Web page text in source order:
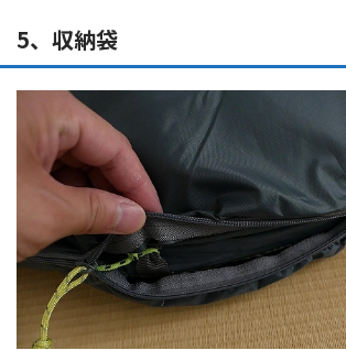
5、収納袋